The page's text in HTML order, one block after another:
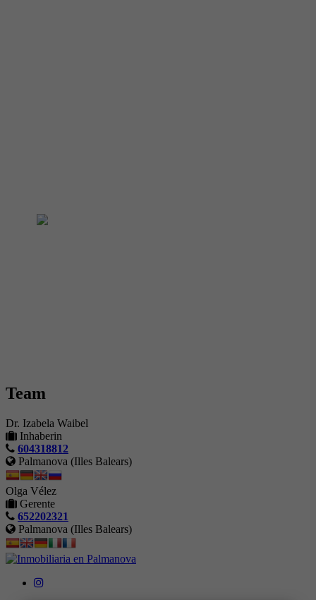
Team
Dr. Izabela Waibel
Inhaberin
604318812
Palmanova (Illes Balears)
Olga Vélez
Gerente
652202321
Palmanova (Illes Balears)